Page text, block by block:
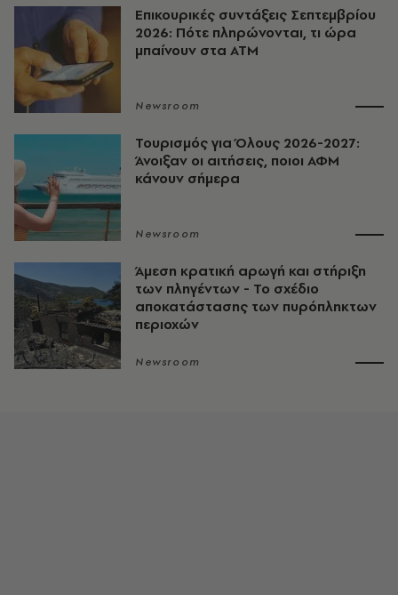
Επικουρικές συντάξεις Σεπτεμβρίου
2026: Πότε πληρώνονται, τι ώρα
μπαίνουν στα ΑΤΜ
Newsroom
Τουρισμός για Όλους 2026-2027:
Άνοιξαν οι αιτήσεις, ποιοι ΑΦΜ
κάνουν σήμερα
Newsroom
Άμεση κρατική αρωγή και στήριξη
των πληγέντων - Το σχέδιο
αποκατάστασης των πυρόπληκτων
περιοχών
Newsroom